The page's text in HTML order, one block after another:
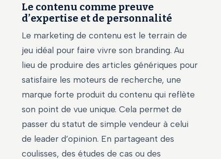
Le contenu comme preuve
d’expertise et de personnalité
Le marketing de contenu est le terrain de
jeu idéal pour faire vivre son branding. Au
lieu de produire des articles génériques pour
satisfaire les moteurs de recherche, une
marque forte produit du contenu qui reflète
son point de vue unique. Cela permet de
passer du statut de simple vendeur à celui
de leader d’opinion. En partageant des
coulisses, des études de cas ou des